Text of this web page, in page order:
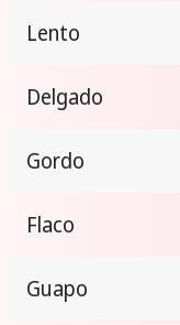
Lento
Delgado
Gordo
Flaco
Guapo